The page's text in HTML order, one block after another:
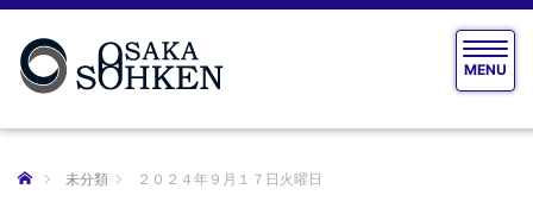
T
o
g
MENU
ホーム 未分類 ２０２４年９月１７日火曜日